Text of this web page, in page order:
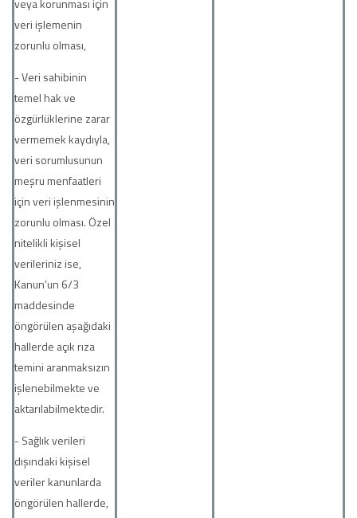
veya korunması için
veri işlemenin
zorunlu olması,
- Veri sahibinin
temel hak ve
özgürlüklerine zarar
vermemek kaydıyla,
veri sorumlusunun
meşru menfaatleri
için veri işlenmesinin
zorunlu olması. Özel
nitelikli kişisel
verileriniz ise,
Kanun’un 6/3
maddesinde
öngörülen aşağıdaki
hallerde açık rıza
temini aranmaksızın
işlenebilmekte ve
aktarılabilmektedir.
- Sağlık verileri
dışındaki kişisel
veriler kanunlarda
öngörülen hallerde,